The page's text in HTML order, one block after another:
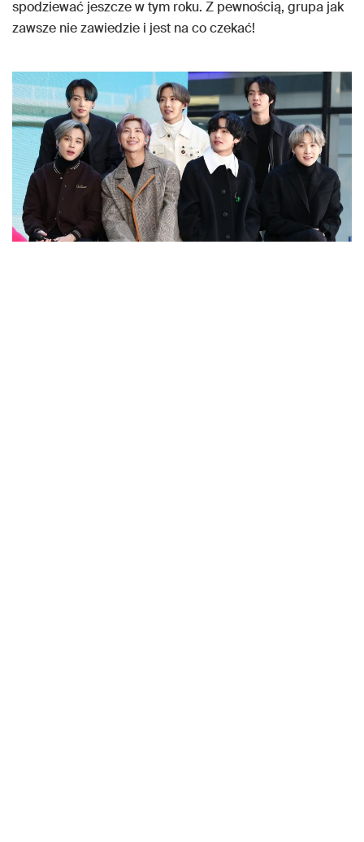
spodziewać jeszcze w tym roku. Z pewnością, grupa jak
zawsze nie zawiedzie i jest na co czekać!